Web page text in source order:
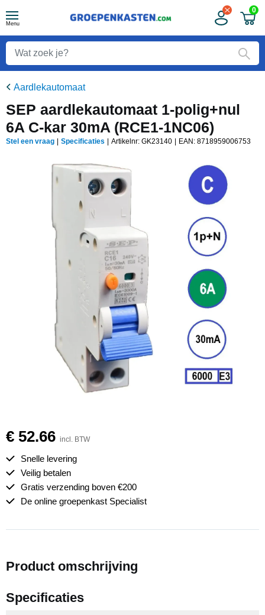
Menu
0
Aardlekautomaat
SEP aardlekautomaat 1-polig+nul
6A C-kar 30mA (RCE1-1NC06)
Stel een vraag Specificaties Artikelnr: GK23140 EAN: 8718959006753
€ 52.66 incl. BTW
Snelle levering
Veilig betalen
Gratis verzending boven €200
De online groepenkast Specialist
Product omschrijving
Specificaties